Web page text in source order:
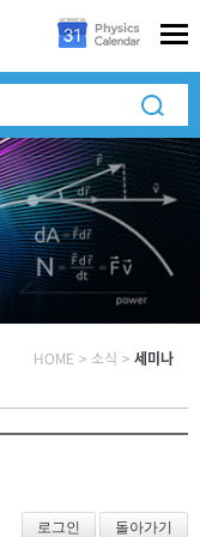
HOME > 소식 > 세미나
로그인 돌아가기